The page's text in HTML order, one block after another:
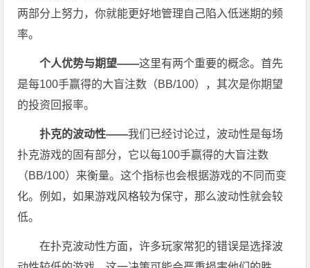
两部分上努力，你就能更好地管理自己陷入低迷期的频
率。
个人优势与期望——这里有两个重要的概念。首先
是每100手赢得的大盲注数（BB/100），其次是你期望
的投资回报率。
扑克的波动性——我们已经讨论过，波动性是每场
扑克游戏的固有部分，它以每100手赢得的大盲注数
（BB/100）来衡量。这个指标也会根据游戏的不同而变
化。例如，如果游戏风格较为保守，那么波动性就会较
低。
在扑克波动性方面，许多玩家常犯的错误是选择波